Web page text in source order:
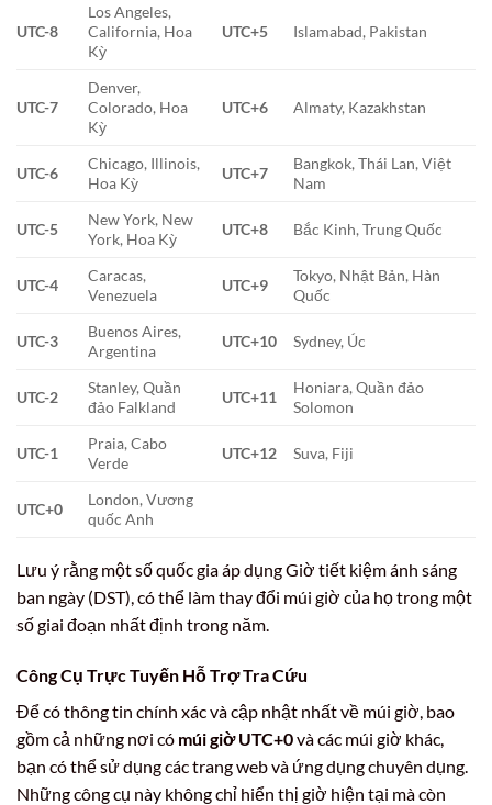
UTC-8
Los Angeles,
California, Hoa
Kỳ
UTC+5 Islamabad, Pakistan
UTC-7
Denver,
Colorado, Hoa
Kỳ
UTC+6 Almaty, Kazakhstan
UTC-6
Chicago, Illinois,
Hoa Kỳ
UTC+7
Bangkok, Thái Lan, Việt
Nam
UTC-5
New York, New
York, Hoa Kỳ
UTC+8 Bắc Kinh, Trung Quốc
UTC-4
Caracas,
Venezuela
UTC+9
Tokyo, Nhật Bản, Hàn
Quốc
UTC-3
Buenos Aires,
Argentina
UTC+10 Sydney, Úc
UTC-2
Stanley, Quần
đảo Falkland
UTC+11
Honiara, Quần đảo
Solomon
UTC-1
Praia, Cabo
Verde
UTC+12 Suva, Fiji
UTC+0
London, Vương
quốc Anh
Lưu ý rằng một số quốc gia áp dụng Giờ tiết kiệm ánh sáng
ban ngày (DST), có thể làm thay đổi múi giờ của họ trong một
số giai đoạn nhất định trong năm.
Công Cụ Trực Tuyến Hỗ Trợ Tra Cứu
Để có thông tin chính xác và cập nhật nhất về múi giờ, bao
gồm cả những nơi có múi giờ UTC+0và các múi giờ khác,
bạn có thể sử dụng các trang web và ứng dụng chuyên dụng.
Những công cụ này không chỉ hiển thị giờ hiện tại mà còn